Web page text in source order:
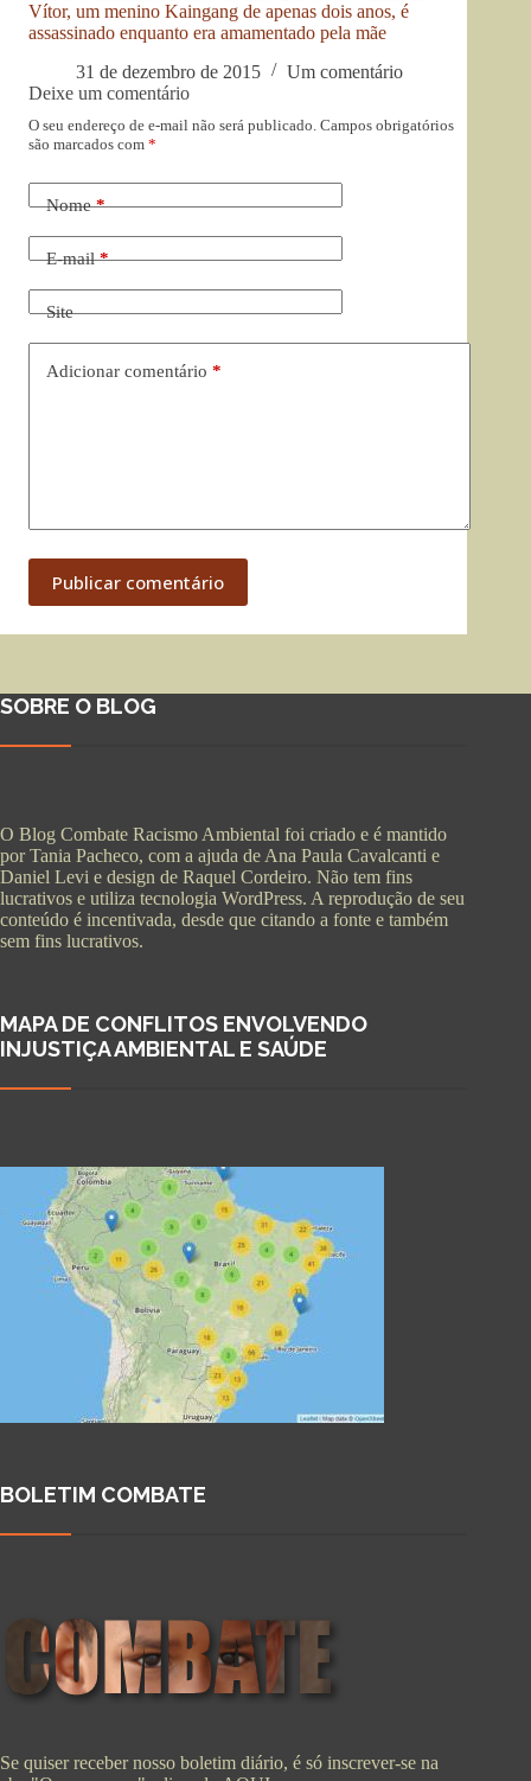
Vítor, um menino Kaingang de apenas dois anos, é
assassinado enquanto era amamentado pela mãe
31 de dezembro de 2015
Um comentário
Deixe um comentário
O seu endereço de e-mail não será publicado. Campos obrigatórios
são marcados com *
Nome*
E-mail*
Site
Adicionar comentário *
Publicar comentário
SOBRE O BLOG
O Blog Combate Racismo Ambiental foi criado e é mantido
por Tania Pacheco, com a ajuda de Ana Paula Cavalcanti e
Daniel Levi e design de Raquel Cordeiro. Não tem fins
lucrativos e utiliza tecnologia WordPress. A reprodução de seu
conteúdo é incentivada, desde que citando a fonte e também
sem fins lucrativos.
MAPA DE CONFLITOS ENVOLVENDO
INJUSTIÇA AMBIENTAL E SAÚDE
BOLETIM COMBATE
Se quiser receber nosso boletim diário, é só inscrever-se na